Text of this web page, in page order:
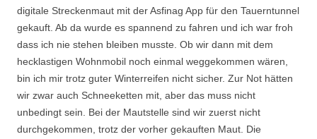
digitale Streckenmaut mit der Asfinag App für den Tauerntunnel
gekauft. Ab da wurde es spannend zu fahren und ich war froh
dass ich nie stehen bleiben musste. Ob wir dann mit dem
hecklastigen Wohnmobil noch einmal weggekommen wären,
bin ich mir trotz guter Winterreifen nicht sicher. Zur Not hätten
wir zwar auch Schneeketten mit, aber das muss nicht
unbedingt sein. Bei der Mautstelle sind wir zuerst nicht
durchgekommen, trotz der vorher gekauften Maut. Die